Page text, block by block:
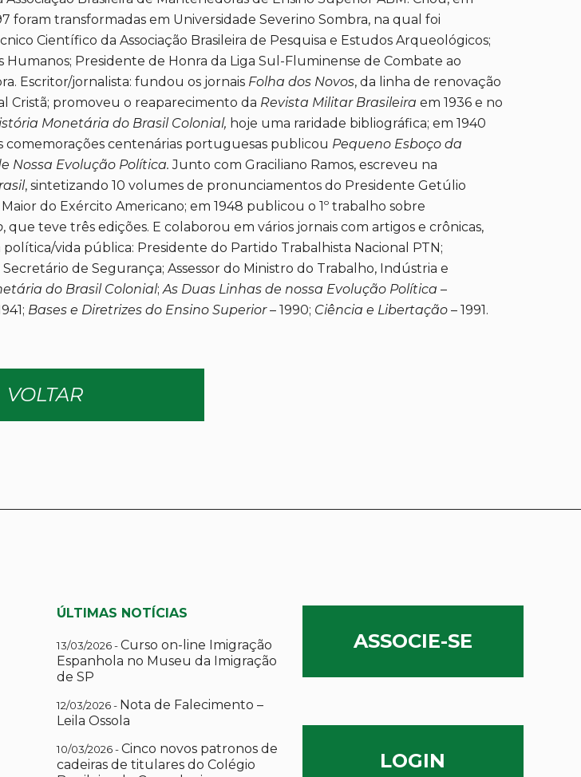
foram transformadas em Universidade Severino Sombra, na qual foi
Científico da Associação Brasileira de Pesquisa e Estudos Arqueológicos;
Presidente de Honra da Liga Sul-Fluminense de Combate ao
Escritor/jornalista: fundou os jornais Folha dos Novos, da linha de renovação
Cristã; promoveu o reaparecimento da Revista Militar Brasileira em 1936 e no
Monetária do Brasil Colonial, hoje uma raridade bibliográfica; em 1940
comemorações centenárias portuguesas publicou Pequeno Esboço da
Nossa Evolução Política. Junto com Graciliano Ramos, escreveu na
, sintetizando 10 volumes de pronunciamentos do Presidente Getúlio
do Exército Americano; em 1948 publicou o 1º trabalho sobre
, que teve três edições. E colaborou em vários jornais com artigos e crônicas,
vida pública: Presidente do Partido Trabalhista Nacional PTN;
de Segurança; Assessor do Ministro do Trabalho, Indústria e
do Brasil Colonial;As Duas Linhas de nossa Evolução Política –
Bases e Diretrizes do Ensino Superior– 1990; Ciência e Libertação – 1991.
VOLTAR
ÚLTIMAS NOTÍCIAS
13/03/2026 -Curso on-line Imigração
Espanhola no Museu da Imigração
de SP
12/03/2026 - Nota de Falecimento –
Leila Ossola
10/03/2026 -Cinco novos patronos de
cadeiras de titulares do Colégio
ASSOCIE-SE
LOGIN